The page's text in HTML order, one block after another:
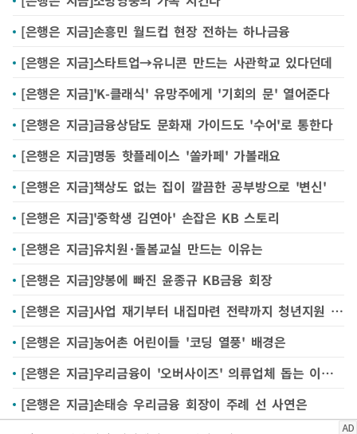
[은행은 지금]손흥민 월드컵 현장 전하는 하나금융
[은행은 지금]스타트업→유니콘 만드는 사관학교 있다던데
[은행은 지금]'K-클래식' 유망주에게 '기회의 문' 열어준다
[은행은 지금]금융상담도 문화재 가이드도 '수어'로 통한다
[은행은 지금]명동 핫플레이스 '쏠카페' 가볼래요
[은행은 지금]책상도 없는 집이 깔끔한 공부방으로 '변신'
[은행은 지금]'중학생 김연아' 손잡은 KB 스토리
[은행은 지금]유치원·돌봄교실 만드는 이유는
[은행은 지금]양봉에 빠진 윤종규 KB금융 회장
[은행은 지금]사업 재기부터 내집마련 전략까지 청년지원 '종합세트'
[은행은 지금]농어촌 어린이들 '코딩 열풍' 배경은
[은행은 지금]우리금융이 '오버사이즈' 의류업체 돕는 이유는
[은행은 지금]손태승 우리금융 회장이 주례 선 사연은